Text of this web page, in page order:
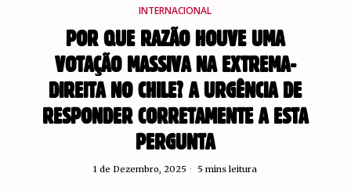
INTERNACIONAL
POR QUE RAZÃO HOUVE UMA
VOTAÇÃO MASSIVA NA EXTREMA-
DIREITA NO CHILE? A URGÊNCIA DE
RESPONDER CORRETAMENTE A ESTA
PERGUNTA
1 de Dezembro, 2025 5 mins leitura